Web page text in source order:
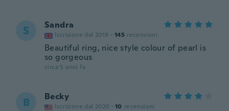
S Sandra
Iscrizione dal 2019 · 145 recensioni
Beautiful ring, nice style colour of pearl is
so gorgeous
circa 5 anni fa
B Becky
Iscrizione dal 2020 · 10 recensioni